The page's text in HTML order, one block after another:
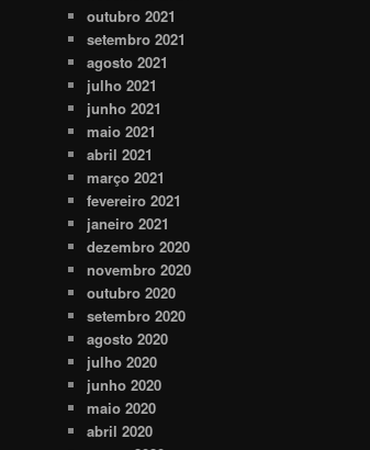
outubro 2021
setembro 2021
agosto 2021
julho 2021
junho 2021
maio 2021
abril 2021
março 2021
fevereiro 2021
janeiro 2021
dezembro 2020
novembro 2020
outubro 2020
setembro 2020
agosto 2020
julho 2020
junho 2020
maio 2020
abril 2020